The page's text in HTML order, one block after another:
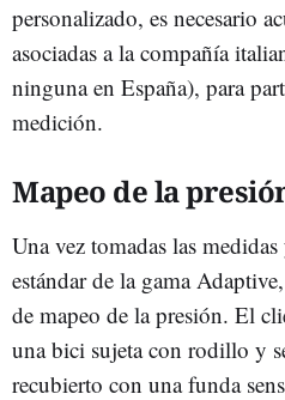
personalizado, es necesario
asociadas a la compañía
ninguna en España), para
medición.
Mapeo de la
Una vez tomadas las
estándar de la gama
de mapeo de la presión. El
una bici sujeta con rodillo y
recubierto con una funda